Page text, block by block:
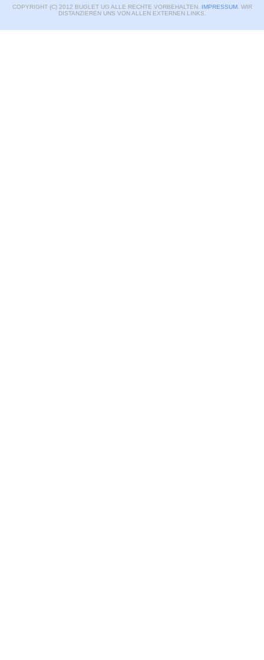
COPYRIGHT (C) 2012 BUGLET UG ALLE RECHTE VORBEHALTEN. IMPRESSUM. WIR
DISTANZIEREN UNS VON ALLEN EXTERNEN LINKS.